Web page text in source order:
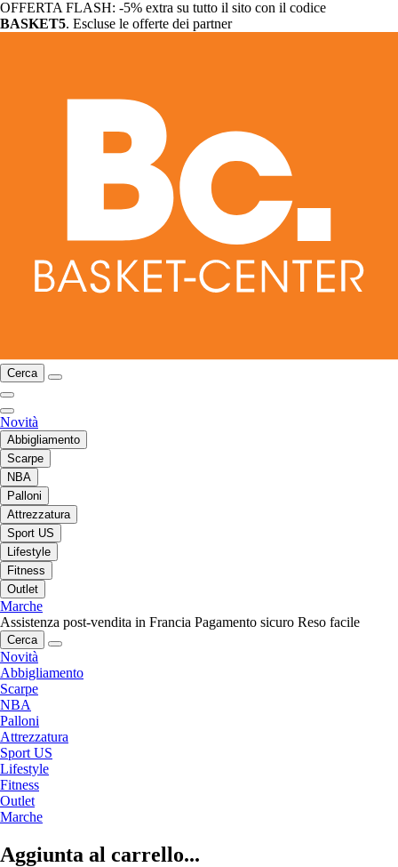
OFFERTA FLASH: -5% extra su tutto il sito con il codice
BASKET5. Escluse le offerte dei partner
Cerca
Novità
Abbigliamento
Scarpe
NBA
Palloni
Attrezzatura
Sport US
Lifestyle
Fitness
Outlet
Marche
Assistenza post-vendita in Francia Pagamento sicuro Reso facile
Cerca
Novità
Abbigliamento
Scarpe
NBA
Palloni
Attrezzatura
Sport US
Lifestyle
Fitness
Outlet
Marche
Aggiunta al carrello...